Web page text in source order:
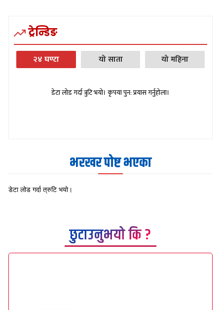
ट्रेन्डिङ
२४ घण्टा यो साता यो महिना
डेटा लोड गर्दा त्रुटि भयो। कृपया पुन: प्रयास गर्नुहोला।
भरखर पोष्ट भएका
डेटा लोड गर्दा त्रुटि भयो।
छुटाउनुभयो कि ?